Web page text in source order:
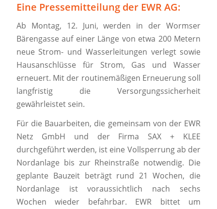
Eine Pressemitteilung der EWR AG:
Ab Montag, 12. Juni, werden in der Wormser
Bärengasse auf einer Länge von etwa 200 Metern
neue Strom- und Wasserleitungen verlegt sowie
Hausanschlüsse für Strom, Gas und Wasser
erneuert. Mit der routinemäßigen Erneuerung soll
langfristig die Versorgungssicherheit
gewährleistet sein.
Für die Bauarbeiten, die gemeinsam von der EWR
Netz GmbH und der Firma SAX + KLEE
durchgeführt werden, ist eine Vollsperrung ab der
Nordanlage bis zur Rheinstraße notwendig. Die
geplante Bauzeit beträgt rund 21 Wochen, die
Nordanlage ist voraussichtlich nach sechs
Wochen wieder befahrbar. EWR bittet um